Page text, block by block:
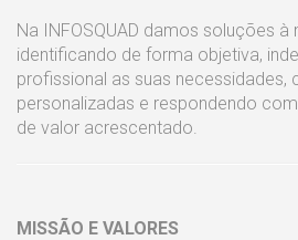
Na INFOSQUAD damos soluções
identificando de forma objetiva,
profissional as suas necessidades,
personalizadas e respondendo
de valor acrescentado.
MISSÃO E VALORES